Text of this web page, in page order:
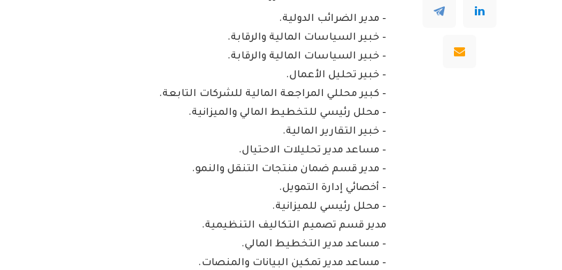
– مدير الضرائب الدولية.
– خبير السياسات المالية والرقابة.
– خبير السياسات المالية والرقابة.
– خبير تحليل الأعمال.
– كبير محللي المراجعة المالية للشركات التابعة.
– محلل رئيسي للتخطيط المالي والميزانية.
– خبير التقارير المالية.
– مساعد مدير تحليلات الاحتيال.
– مدير قسم ضمان منتجات التنقل والنمو.
– أخصائي إدارة التمويل.
– محلل رئيسي للميزانية.
مدير قسم تصميم التكاليف التنظيمية.
– مساعد مدير التخطيط المالي.
– مساعد مدير تمكين البيانات والمنصات.